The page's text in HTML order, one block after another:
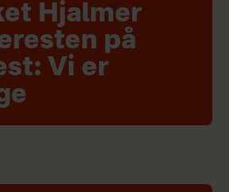
Hjalmer
på
Vi er